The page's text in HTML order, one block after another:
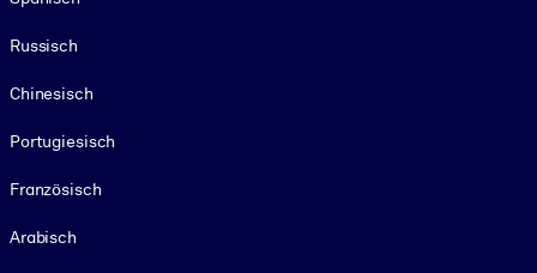
Russisch
Chinesisch
Portugiesisch
Französisch
Arabisch